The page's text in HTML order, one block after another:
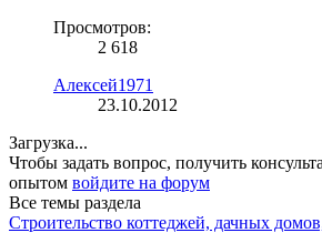
Просмотров:
2 618
Алексей1971
23.10.2012
Загрузка...
Чтобы задать вопрос, получить
опытом войдите на форум
Все темы раздела
Строительство коттеджей, дачных